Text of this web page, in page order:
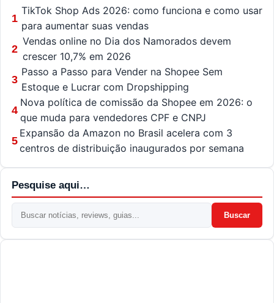
1
TikTok Shop Ads 2026: como funciona e como usar
para aumentar suas vendas
2
Vendas online no Dia dos Namorados devem
crescer 10,7% em 2026
3
Passo a Passo para Vender na Shopee Sem
Estoque e Lucrar com Dropshipping
4
Nova política de comissão da Shopee em 2026: o
que muda para vendedores CPF e CNPJ
5
Expansão da Amazon no Brasil acelera com 3
centros de distribuição inaugurados por semana
Pesquise aqui…
Buscar